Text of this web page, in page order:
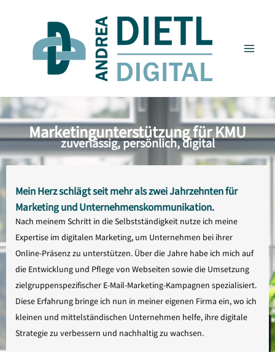
Marketingunterstützung für KMU
zuverlässig, persönlich, digital
Mein Herz schlägt seit mehr als zwei Jahrzehnten für
Marketing und Unternehmenskommunikation.
Nach meinem Schritt in die Selbstständigkeit nutze ich meine
Expertise im digitalen Marketing, um Unternehmen bei ihrer
Online-Präsenz zu unterstützen. Über die Jahre habe ich mich auf
die Entwicklung und Pflege von Webseiten sowie die Umsetzung
zielgruppenspezifischer E-Mail-Marketing-Kampagnen spezialisiert.
Diese Erfahrung bringe ich nun in meiner eigenen Firma ein, wo ich
kleinen und mittelständischen Unternehmen helfe, ihre digitale
Strategie zu verbessern und nachhaltig zu wachsen.